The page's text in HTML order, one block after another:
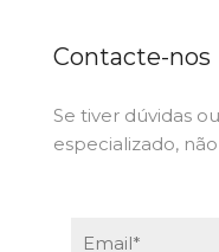
Contacte-nos
Se tiver dúvidas
especializado,